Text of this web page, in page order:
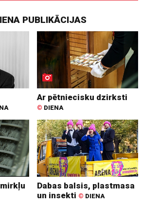
PUBLIKĀCIJAS
Ar pētniecisku dzirksti
© DIENA
Dabas balsis, plastmasa
un insekti © DIENA